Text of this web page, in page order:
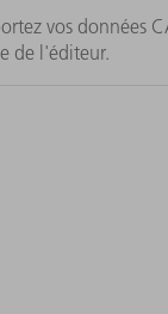
vos données
de l'éditeur.